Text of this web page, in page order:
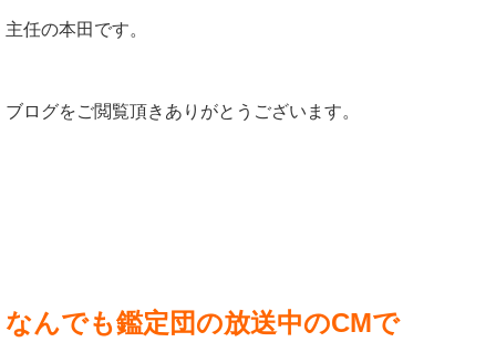
主任の本田です。
ブログをご閲覧頂きありがとうございます。
なんでも鑑定団の放送中のCMで